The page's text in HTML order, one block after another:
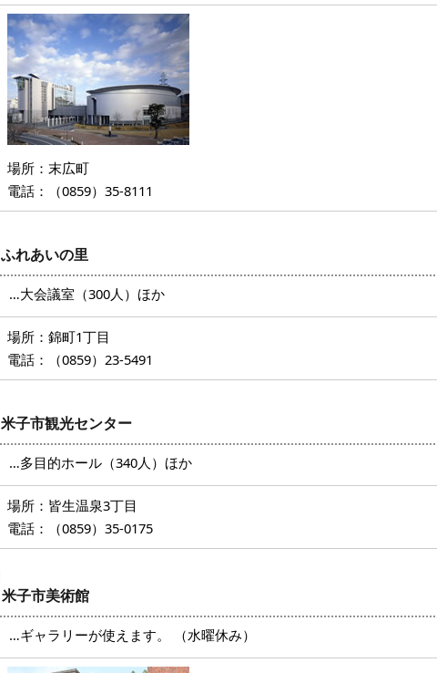
場所：末広町
電話：（0859）35-8111
ふれあいの里
…大会議室（300人）ほか
場所：錦町1丁目
電話：（0859）23-5491
米子市観光センター
…多目的ホール（340人）ほか
場所：皆生温泉3丁目
電話：（0859）35-0175
米子市美術館
…ギャラリーが使えます。 （水曜休み）